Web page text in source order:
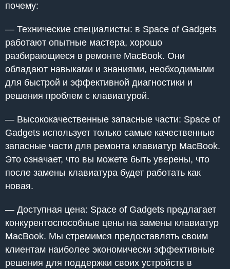
почему:
— Технические специалисты: в Space of Gadgets
работают опытные мастера, хорошо
разбирающиеся в ремонте MacBook. Они
обладают навыками и знаниями, необходимыми
для быстрой и эффективной диагностики и
решения проблем с клавиатурой.
— Высококачественные запасные части: Space of
Gadgets использует только самые качественные
запасные части для ремонта клавиатур MacBook.
Это означает, что вы можете быть уверены, что
после замены клавиатура будет работать как
новая.
— Доступная цена: Space of Gadgets предлагает
конкурентоспособные цены на замены клавиатур
MacBook. Мы стремимся предоставлять своим
клиентам наиболее экономически эффективные
решения для поддержки своих устройств в